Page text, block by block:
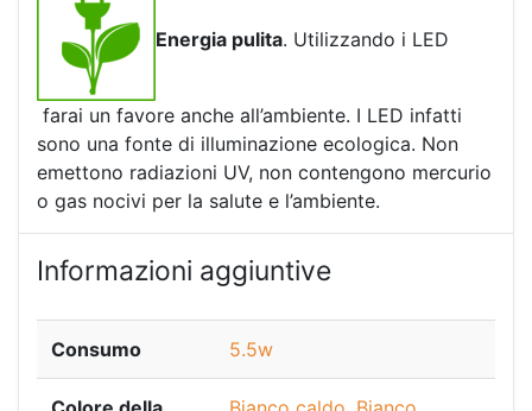
Energia pulita. Utilizzando i LED
farai un favore anche all’ambiente. I LED infatti
sono una fonte di illuminazione ecologica. Non
emettono radiazioni UV, non contengono mercurio
o gas nocivi per la salute e l’ambiente.
Informazioni aggiuntive
Consumo 5.5w